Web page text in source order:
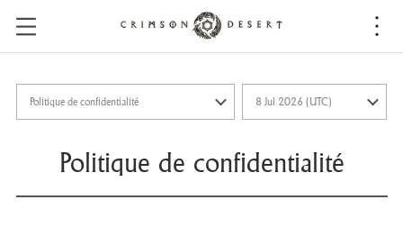
C
i
m
s
o
D
Politique de confidentialité